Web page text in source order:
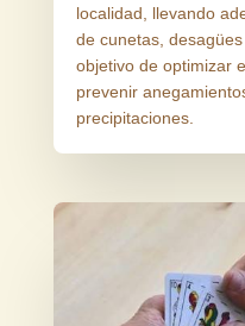
localidad, llevando
de cunetas,
objetivo de optimizar
prevenir
precipitaciones.